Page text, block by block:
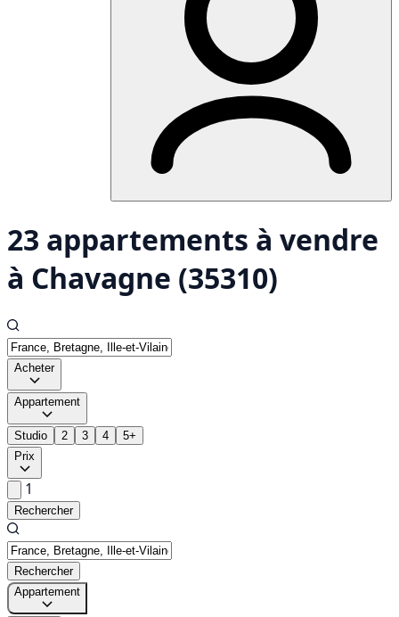
23 appartements à vendre
à Chavagne (35310)
Acheter
Appartement
Studio 2 3 4
5+
Prix
1
Rechercher
Rechercher
Appartement